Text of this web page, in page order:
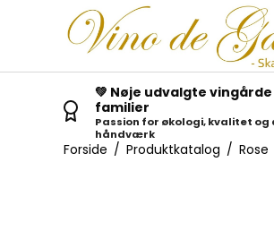
💚 Nøje udvalgte
familier
Passion for økologi, kvalitet
håndværk
Forside / Produktkatalog / Rose